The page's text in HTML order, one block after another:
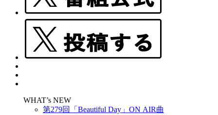
WHAT’s NEW
第279回「Beautiful Day」ON AIR曲